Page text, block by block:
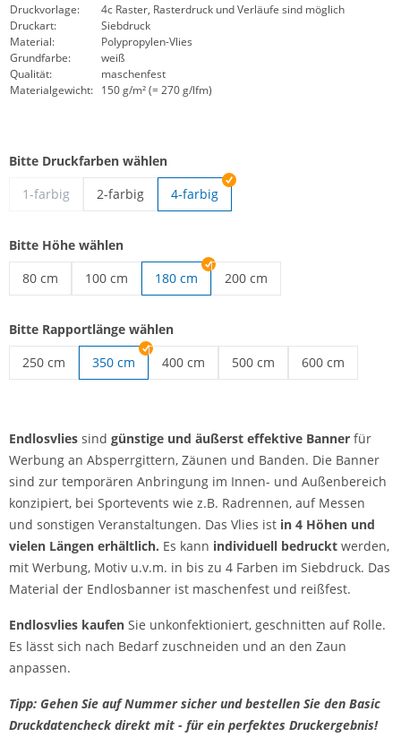
Druckvorlage:
4c Raster, Rasterdruck und Verläufe sind möglich
Druckart:
Siebdruck
Material:
Polypropylen-Vlies
Grundfarbe:
weiß
Qualität:
maschenfest
Materialgewicht: 150 g/m² (= 270 g/lfm)
Bitte Druckfarben wählen
1-farbig
2-farbig
4-farbig
Bitte Höhe wählen
80 cm
100 cm
180 cm
200 cm
Bitte Rapportlänge wählen
250 cm
350 cm
400 cm
500 cm
600 cm
Endlosvlies sind günstige und äußerst effektive Banner für
Werbung an Absperrgittern, Zäunen und Banden. Die Banner
sind zur temporären Anbringung im Innen- und Außenbereich
konzipiert, bei Sportevents wie z.B. Radrennen, auf Messen
und sonstigen Veranstaltungen. Das Vlies ist in 4 Höhen und
vielen Längen erhältlich. Es kann individuell bedruckt werden,
mit Werbung, Motiv u.v.m. in bis zu 4 Farben im Siebdruck. Das
Material der Endlosbanner ist maschenfest und reißfest.
Endlosvlies kaufen Sie unkonfektioniert, geschnitten auf Rolle.
Es lässt sich nach Bedarf zuschneiden und an den Zaun
anpassen.
Tipp: Gehen Sie auf Nummer sicher und bestellen Sie den Basic
Druckdatencheck direkt mit - für ein perfektes Druckergebnis!